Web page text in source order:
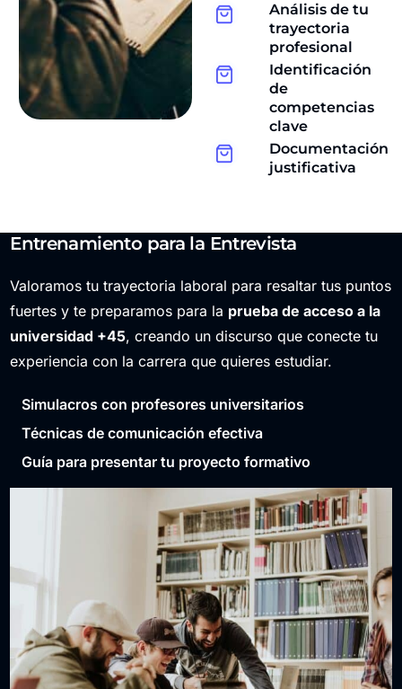
Análisis de tu
trayectoria
profesional
Identificación
de
competencias
clave
Documentación
justificativa
Entrenamiento para la Entrevista
Valoramos tu trayectoria laboral para resaltar tus puntos
fuertes y te preparamos para la prueba de acceso a la
universidad +45, creando un discurso que conecte tu
experiencia con la carrera que quieres estudiar.
Simulacros con profesores universitarios
Técnicas de comunicación efectiva
Guía para presentar tu proyecto formativo